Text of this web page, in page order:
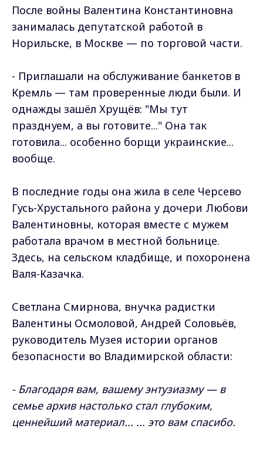
После войны Валентина Константиновна
занималась депутатской работой в
Норильске, в Москве — по торговой части.
- Приглашали на обслуживание банкетов в
Кремль — там проверенные люди были. И
однажды зашёл Хрущёв: "Мы тут
празднуем, а вы готовите..." Она так
готовила... особенно борщи украинские...
вообще.
В последние годы она жила в селе Черсево
Гусь-Хрустального района у дочери Любови
Валентиновны, которая вместе с мужем
работала врачом в местной больнице.
Здесь, на сельском кладбище, и похоронена
Валя-Казачка.
Светлана Смирнова, внучка радистки
Валентины Осмоловой, Андрей Соловьёв,
руководитель Музея истории органов
безопасности во Владимирской области:
- Благодаря вам, вашему энтузиазму — в
семье архив настолько стал глубоким,
ценнейший материал... ... это вам спасибо.